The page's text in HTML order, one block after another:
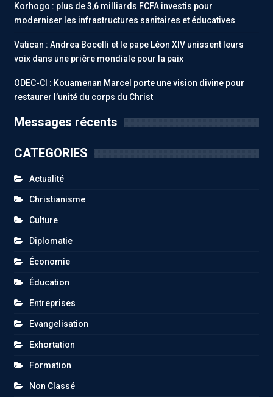
Korhogo : plus de 3,6 milliards FCFA investis pour
moderniser les infrastructures sanitaires et éducatives
Vatican : Andrea Bocelli et le pape Léon XIV unissent leurs
voix dans une prière mondiale pour la paix
ODEC-CI : Kouamenan Marcel porte une vision divine pour
restaurer l’unité du corps du Christ
Messages récents
CATEGORIES
Actualité
Christianisme
Culture
Diplomatie
Économie
Éducation
Entreprises
Evangelisation
Exhortation
Formation
Non Classé